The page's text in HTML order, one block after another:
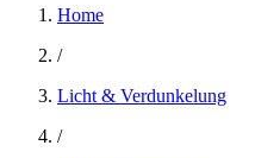
Home
/
Licht & Verdunkelung
/